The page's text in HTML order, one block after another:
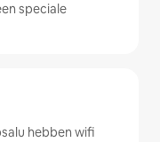
speciale
hebben wifi